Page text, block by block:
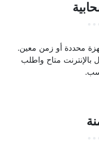
محددة أو زمن معين.
بالإنترنت متاح واطلب